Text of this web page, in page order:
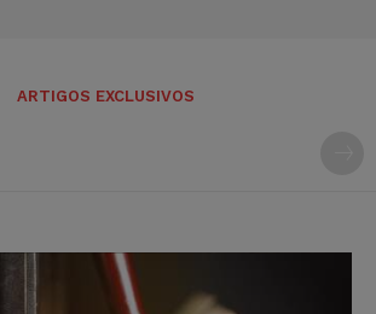
ARTIGOS EXCLUSIVOS